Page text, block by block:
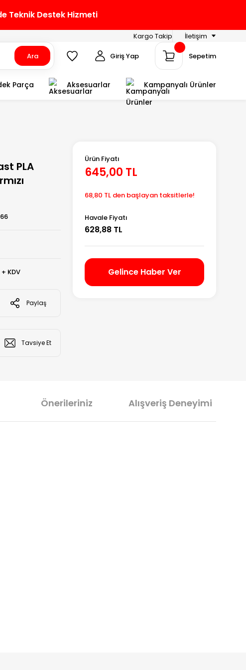
Teknik Destek Hizmeti
Kargo Takip
İletişim
Ara Giriş Yap Sepetim
Parça Aksesuarlar Kampanyalı Ürünler
PLA
KDV
Paylaş
Tavsiye Et
Ürün Fiyatı
645,00 TL
68,80 TL den başlayan taksitlerle!
Havale Fiyatı
628,88 TL
Gelince Haber Ver
Önerileriniz Alışveriş Deneyimi